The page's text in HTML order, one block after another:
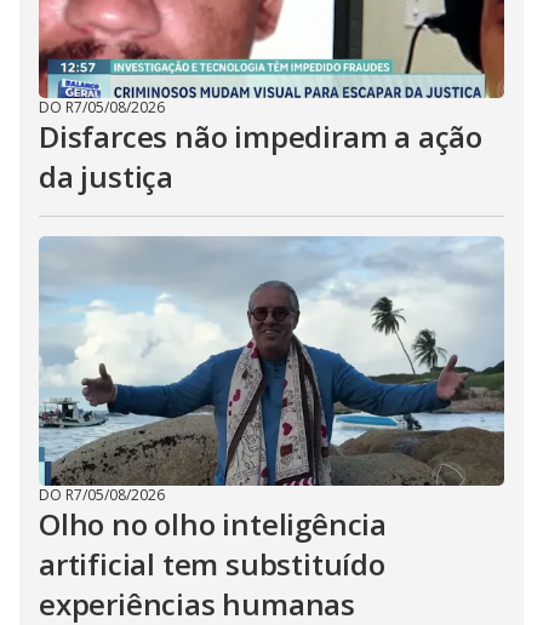
DO R7/05/08/2026
Disfarces não impediram a ação
da justiça
DO R7/05/08/2026
Olho no olho inteligência
artificial tem substituído
experiências humanas